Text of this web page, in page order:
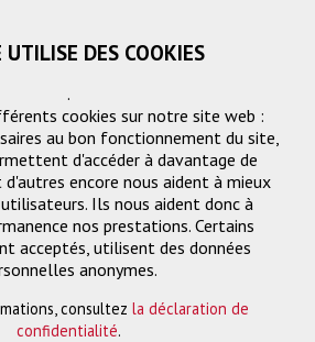
signaux
UTILISE DES COOKIES
.
cookies sur notre site web :
au bon fonctionnement du site,
d'accéder à davantage de
encore nous aident à mieux
Ils nous aident donc à
nos prestations. Certains
acceptés, utilisent des données
anonymes.
consultez la déclaration de
confidentialité.